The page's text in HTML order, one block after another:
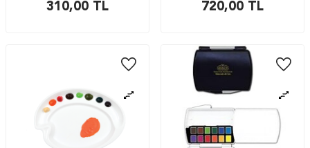
310,00 TL 720,00 TL